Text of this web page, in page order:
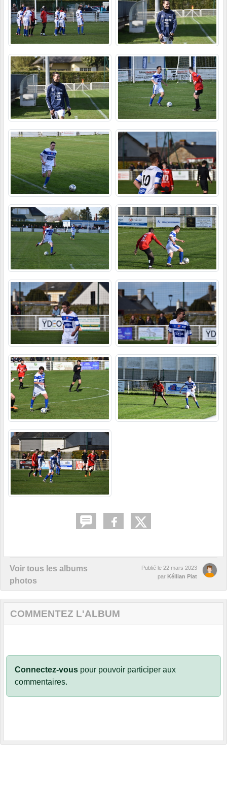
Voir tous les albums
photos
Publié le 22 mars 2023
par Kéllian Piat
COMMENTEZ L'ALBUM
Connectez-vous pour pouvoir participer aux
commentaires.